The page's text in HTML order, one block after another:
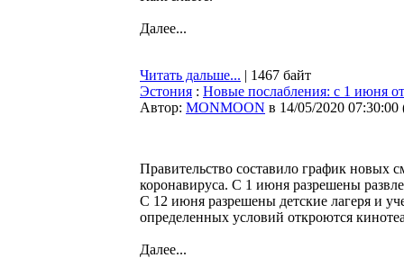
Далее...
Читать дальше... | 1467 байт
Эстония : Новые послабления: с 1 июня
Автор: MONMOON в 14/05/2020 07:30:00
Правительство составило график новых
коронавируса. С 1 июня разрешены
С 12 июня разрешены детские лагеря и
определенных условий откроются
Далее...